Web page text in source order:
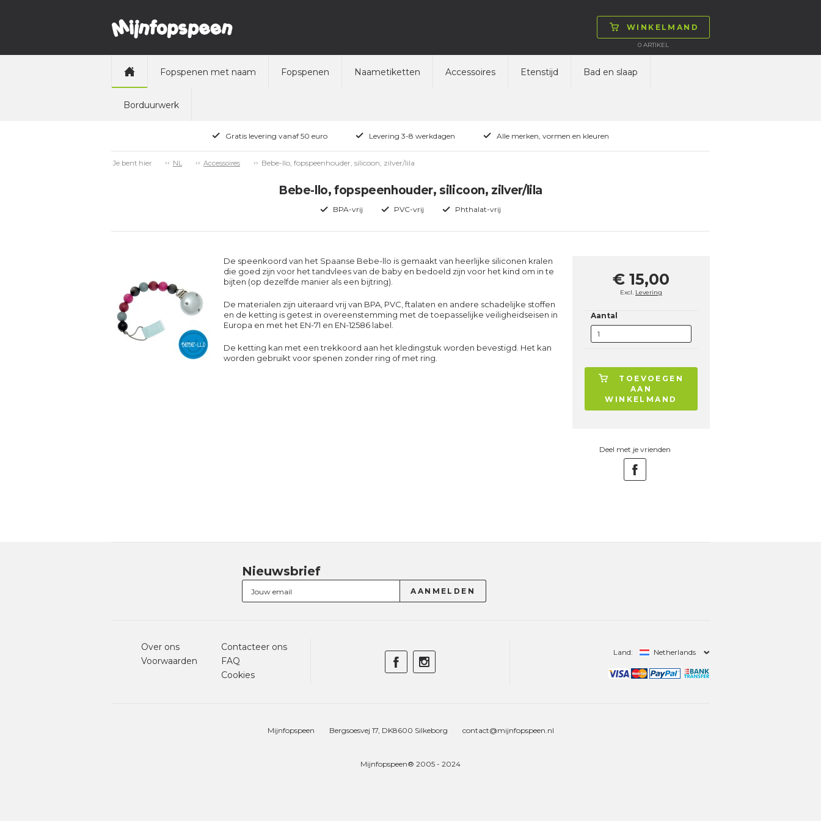
WINKELMAND
0 ARTIKEL
Fopspenen met naam Fopspenen Naametiketten Accessoires Etenstijd Bad en slaap
Borduurwerk
Gratis levering vanaf 50 euro Levering 3-8 werkdagen Alle merken, vormen en kleuren
Je bent hier NL Accessoires Bebe-llo, fopspeenhouder, silicoon, zilver/lila
Bebe-llo, fopspeenhouder, silicoon, zilver/lila
BPA-vrij PVC-vrij Phthalat-vrij
De speenkoord van het Spaanse Bebe-llo is gemaakt van heerlijke siliconen kralen
die goed zijn voor het tandvlees van de baby en bedoeld zijn voor het kind om in te
bijten (op dezelfde manier als een bijtring).
De materialen zijn uiteraard vrij van BPA, PVC, ftalaten en andere schadelijke stoffen
en de ketting is getest in overeenstemming met de toepasselijke veiligheidseisen in
Europa en met het EN-71 en EN-12586 label.
De ketting kan met een trekkoord aan het kledingstuk worden bevestigd. Het kan
worden gebruikt voor spenen zonder ring of met ring.
€ 15,00
Excl. Levering
Aantal
TOEVOEGEN
AAN
WINKELMAND
Deel met je vrienden
Nieuwsbrief
Over ons
Voorwaarden
Contacteer ons
FAQ
Cookies
Land: Netherlands
Mijnfopspeen Bergsoesvej 17, DK8600 Silkeborg contact@mijnfopspeen.nl
Mijnfopspeen® 2005 - 2024